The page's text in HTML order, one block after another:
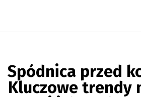
Spódnica przed
Kluczowe trendy